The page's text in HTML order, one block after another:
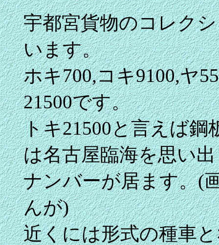
宇都宮貨物のコレク
います。
ホキ700,コキ9100,ヤ
21500です。
トキ21500と言えば鋼
は名古屋臨海を思い
ナンバーが居ます。(
んが)
近くには形式の種車